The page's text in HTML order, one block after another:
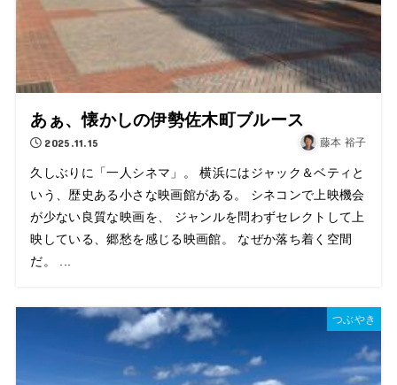
あぁ、懐かしの伊勢佐木町ブルース
2025.11.15 藤本 裕子
久しぶりに「一人シネマ」。 横浜にはジャック＆ベティと
いう、歴史ある小さな映画館がある。 シネコンで上映機会
が少ない良質な映画を、 ジャンルを問わずセレクトして上
映している、郷愁を感じる映画館。 なぜか落ち着く空間
だ。 ...
つぶやき